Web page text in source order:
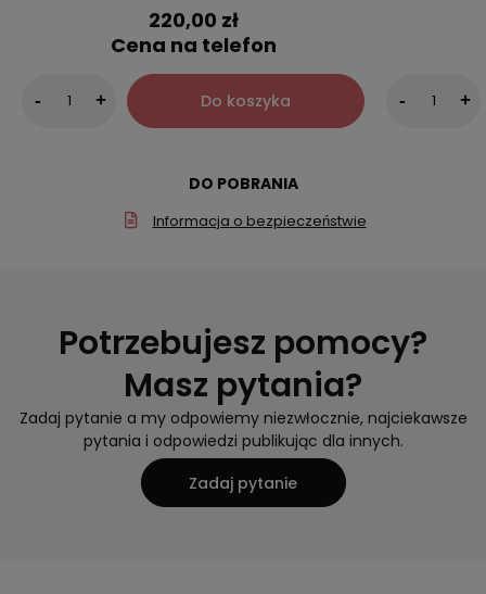
220,00 zł
Cena na telefon
- + Do koszyka - +
DO POBRANIA
Informacja o bezpieczeństwie
Potrzebujesz pomocy?
Masz pytania?
Zadaj pytanie a my odpowiemy niezwłocznie, najciekawsze
pytania i odpowiedzi publikując dla innych.
Zadaj pytanie